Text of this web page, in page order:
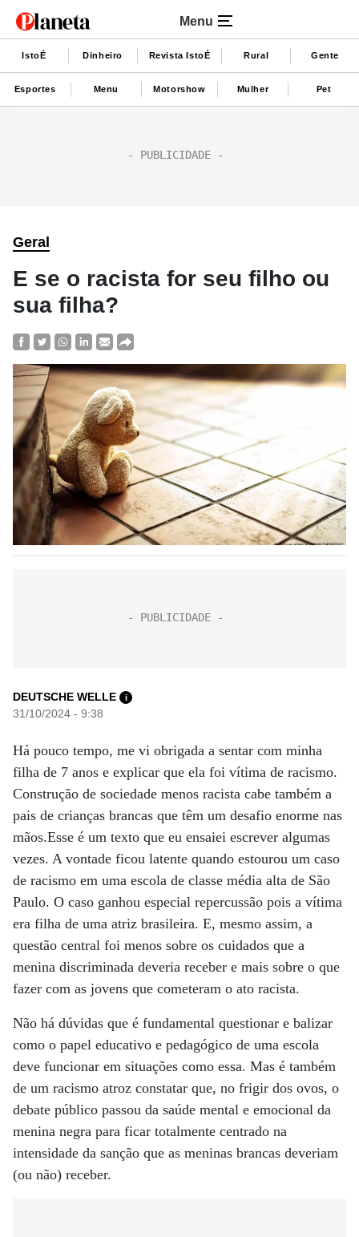
Menu
IstoÉ Dinheiro Revista IstoÉ Rural Gente
Esportes Menu Motorshow Mulher Pet
Geral
E se o racista for seu filho ou
sua filha?
DEUTSCHE WELLE i
31/10/2024 - 9:38
Há pouco tempo, me vi obrigada a sentar com minha
filha de 7 anos e explicar que ela foi vítima de racismo.
Construção de sociedade menos racista cabe também a
pais de crianças brancas que têm um desafio enorme nas
mãos.Esse é um texto que eu ensaiei escrever algumas
vezes. A vontade ficou latente quando estourou um caso
de racismo em uma escola de classe média alta de São
Paulo. O caso ganhou especial repercussão pois a vítima
era filha de uma atriz brasileira. E, mesmo assim, a
questão central foi menos sobre os cuidados que a
menina discriminada deveria receber e mais sobre o que
fazer com as jovens que cometeram o ato racista.
Não há dúvidas que é fundamental questionar e balizar
como o papel educativo e pedagógico de uma escola
deve funcionar em situações como essa. Mas é também
de um racismo atroz constatar que, no frigir dos ovos, o
debate público passou da saúde mental e emocional da
menina negra para ficar totalmente centrado na
intensidade da sanção que as meninas brancas deveriam
(ou não) receber.